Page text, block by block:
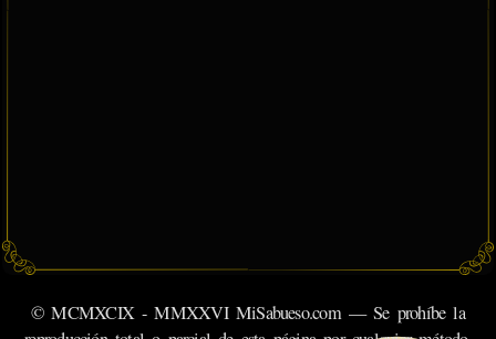
© MCMXCIX - MMXXVI MiSabueso.com — Se prohíbe la